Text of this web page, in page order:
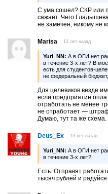
С ума сошел? СКР или
сажает. Чего
не замечен, никому не
Marisa 13 лет назад
Yuri_NN: А в ОГИ нет
в течение 3-х лет? В
есть для студентов-
не федеральный бюджет,
Для целевиков везде
если предприятие
отработать не менее
не отработает —
Думаю, тут та же схема.
Deus_Ex 13 лет назад
Yuri_NN: А в ОГИ нет
в течение 3-х лет?
Есть. Отправят
тысяч рублей и радуйся.